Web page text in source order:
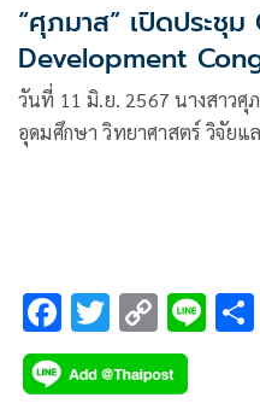
“ศุภมาส” เปิดประชุ
Development
90 ประเทศผลักดันอุ
วันที่ 11 มิ.ย. 2567 นางสาวศุ
อุดมศึกษา วิทยาศาสตร์ วิจัยแ
F
ac
e
T
wi
tt
C
o
p
Li